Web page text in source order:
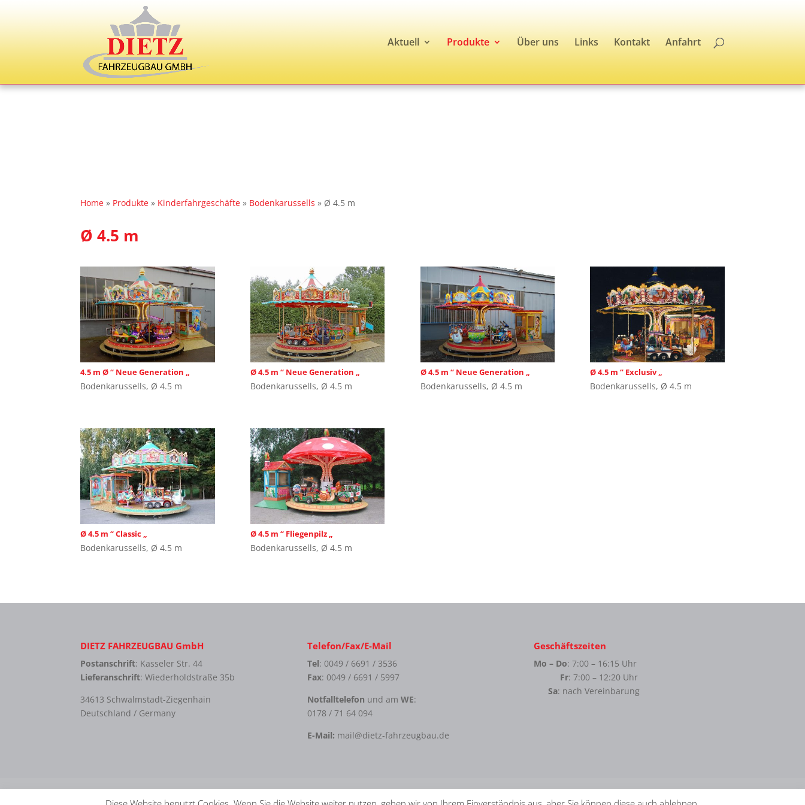
Aktuell Produkte Über uns Links Kontakt Anfahrt
Home » Produkte » Kinderfahrgeschäfte » Bodenkarussells » Ø 4.5 m
Ø 4.5 m
4.5 m Ø “ Neue Generation „
Bodenkarussells, Ø 4.5 m
Ø 4.5 m “ Neue Generation „
Bodenkarussells, Ø 4.5 m
Ø 4.5 m “ Neue Generation „
Bodenkarussells, Ø 4.5 m
Ø 4.5 m “ Exclusiv „
Bodenkarussells, Ø 4.5 m
Ø 4.5 m “ Classic „
Bodenkarussells, Ø 4.5 m
Ø 4.5 m “ Fliegenpilz „
Bodenkarussells, Ø 4.5 m
DIETZ FAHRZEUGBAU GmbH
Postanschrift: Kasseler Str. 44
Lieferanschrift: Wiederholdstraße 35b
34613 Schwalmstadt-Ziegenhain
Deutschland / Germany
Telefon/Fax/E-Mail
Tel: 0049 / 6691 / 3536
Fax: 0049 / 6691 / 5997
Notfalltelefon und am WE:
0178 / 71 64 094
E-Mail: mail@dietz-fahrzeugbau.de
Geschäftszeiten
Mo – Do: 7:00 – 16:15 Uhr
Fr: 7:00 – 12:20 Uhr
Sa: nach Vereinbarung